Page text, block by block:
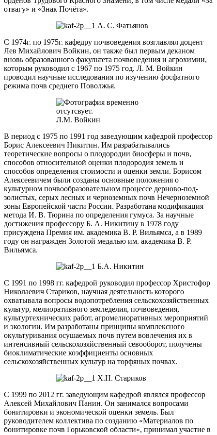
отвагу» и «Знак Почёта».
А. С. Фатьянов
С 1974г. по 1975г. кафедру почвоведения возглавлял доцент
Лев Михайлович Войкин, он также был первым деканом
вновь образованного факультета почвоведения и агрохимии,
которым руководил с 1967 по 1975 год. Л. М. Войкин
проводил научные исследования по изучению фосфатного
режима почв среднего Поволжья.
Л.М. Войкин
В период с 1975 по 1991 год заведующим кафедрой профессор
Борис Алексеевич Никитин. Им разрабатывались
теоретические вопросы о плодородии биосферы и почв,
способов относительной оценки плодородия земель и
способов определения стоимости и оценки земли. Борисом
Алексеевичем были созданы основные положения о
культурном почвообразовательном процессе дерново-под-
золистых, серых лесных и черноземных почв Нечерноземной
зоны Европейской части России. Разработана модификация
метода И. В. Тюрина по определения гумуса. За научные
достижения профессору Б. А. Никитину в 1978 году
присуждена Премия им. академика В. Р. Вильямса, а в 1989
году он награжден Золотой медалью им. академика В. Р.
Вильямса.
Б.А. Никитин
С 1991 по 1998 гг. кафедрой руководил профессор Христофор
Николаевич Стариков, научная деятельность которого
охватывала вопросы водопотребления сельскохозяйственных
культур, мелиоративного земледелия, почвоведения,
культуртехнических работ, агромелиоративных мероприятий
и экологии. Им разработаны принципы комплексного
окультуривания осушаемых почв путем вовлечения их в
интенсивный сельскохозяйственный севооборот, получены
биоклиматические коэффициенты основных
сельскохозяйственных культур на торфяных почвах.
Х.Н. Стариков
С 1999 по 2012 гг. заведующим кафедрой являлся профессор
Алексей Михайлович Панин. Он занимался вопросами
бонитировки и экономической оценки земель. Был
руководителем коллектива по созданию «Материалов по
бонитировке почв Горьковской области», принимал участие в